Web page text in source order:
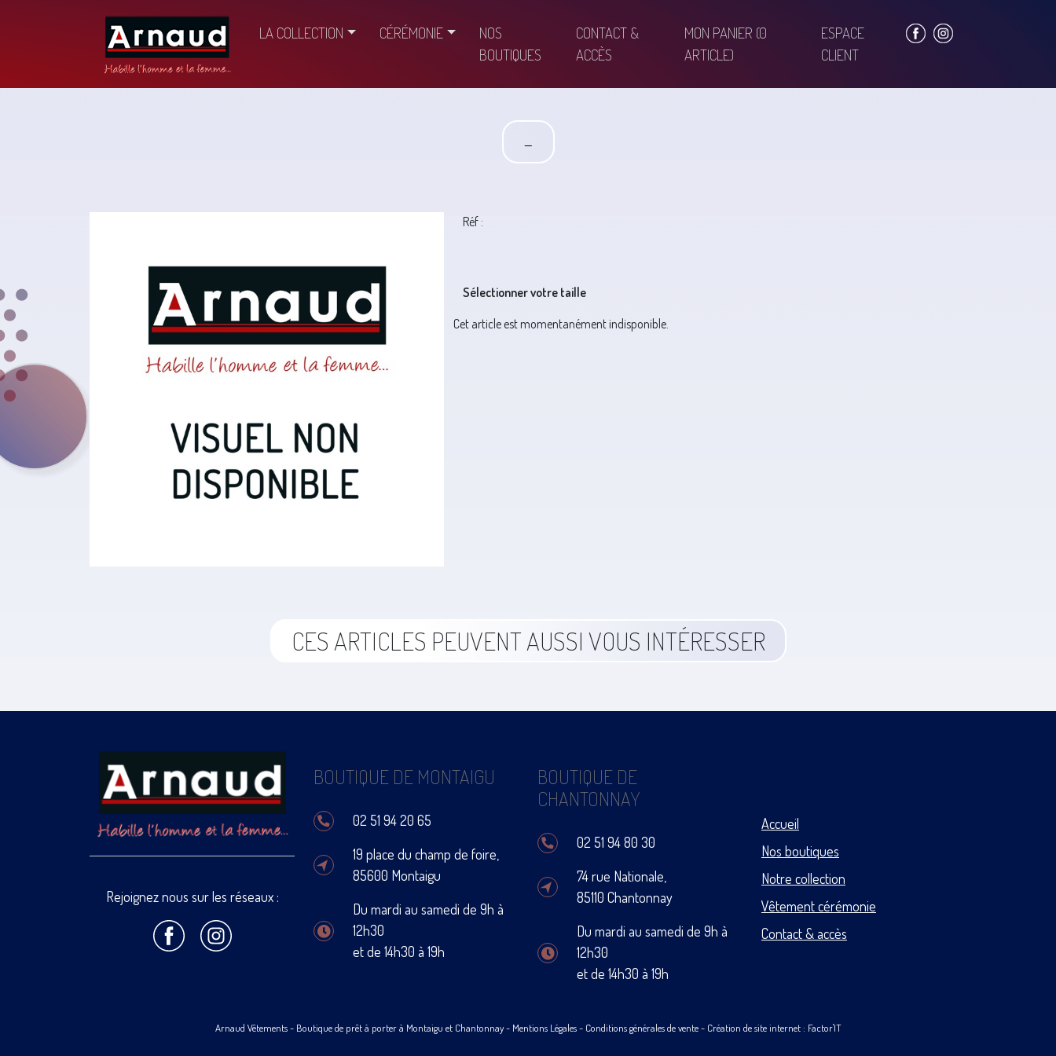
LA COLLECTION CÉRÉMONIE
NOS
BOUTIQUES
CONTACT &
ACCÈS
MON PANIER (0
ARTICLE)
ESPACE
CLIENT
-
Réf :
Sélectionner votre taille
Cet article est momentanément indisponible.
CES ARTICLES PEUVENT AUSSI VOUS INTÉRESSER
Rejoignez nous sur les réseaux :
BOUTIQUE DE MONTAIGU
02 51 94 20 65
19 place du champ de foire,
85600 Montaigu
Du mardi au samedi de 9h à
12h30
et de 14h30 à 19h
BOUTIQUE DE
CHANTONNAY
02 51 94 80 30
74 rue Nationale,
85110 Chantonnay
Du mardi au samedi de 9h à
12h30
et de 14h30 à 19h
Accueil
Nos boutiques
Notre collection
Vêtement cérémonie
Contact & accès
Arnaud Vêtements- Boutique de prêt à porter à Montaigu et Chantonnay - Mentions Légales- Conditions générales de vente- Création de site internet : Factor'IT